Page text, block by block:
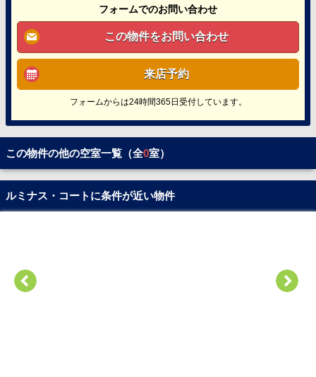
フォームでのお問い合わせ
この物件をお問い合わせ
来店予約
フォームからは24時間365日受付しています。
この物件の他の空室一覧（全0室）
ルミナス・コートに条件が近い物件